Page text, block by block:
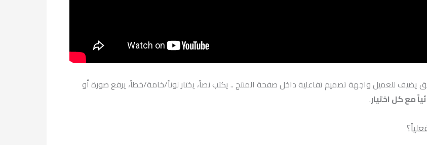
يضيف للعميل واجهة تصميم تفاعلية داخل صفحة المنتج .. يكتب نصاً، يختار لوناً/خامة/خطاً، يرفع صورة أو
مع كل اختيار.